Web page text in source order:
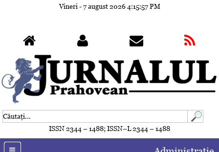
Vineri - 7 august 20264:16:00 PM
ISSN 2344 – 1488; ISSN–L 2344 – 1488